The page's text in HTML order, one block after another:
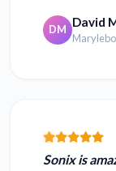
DM David
Sonix is